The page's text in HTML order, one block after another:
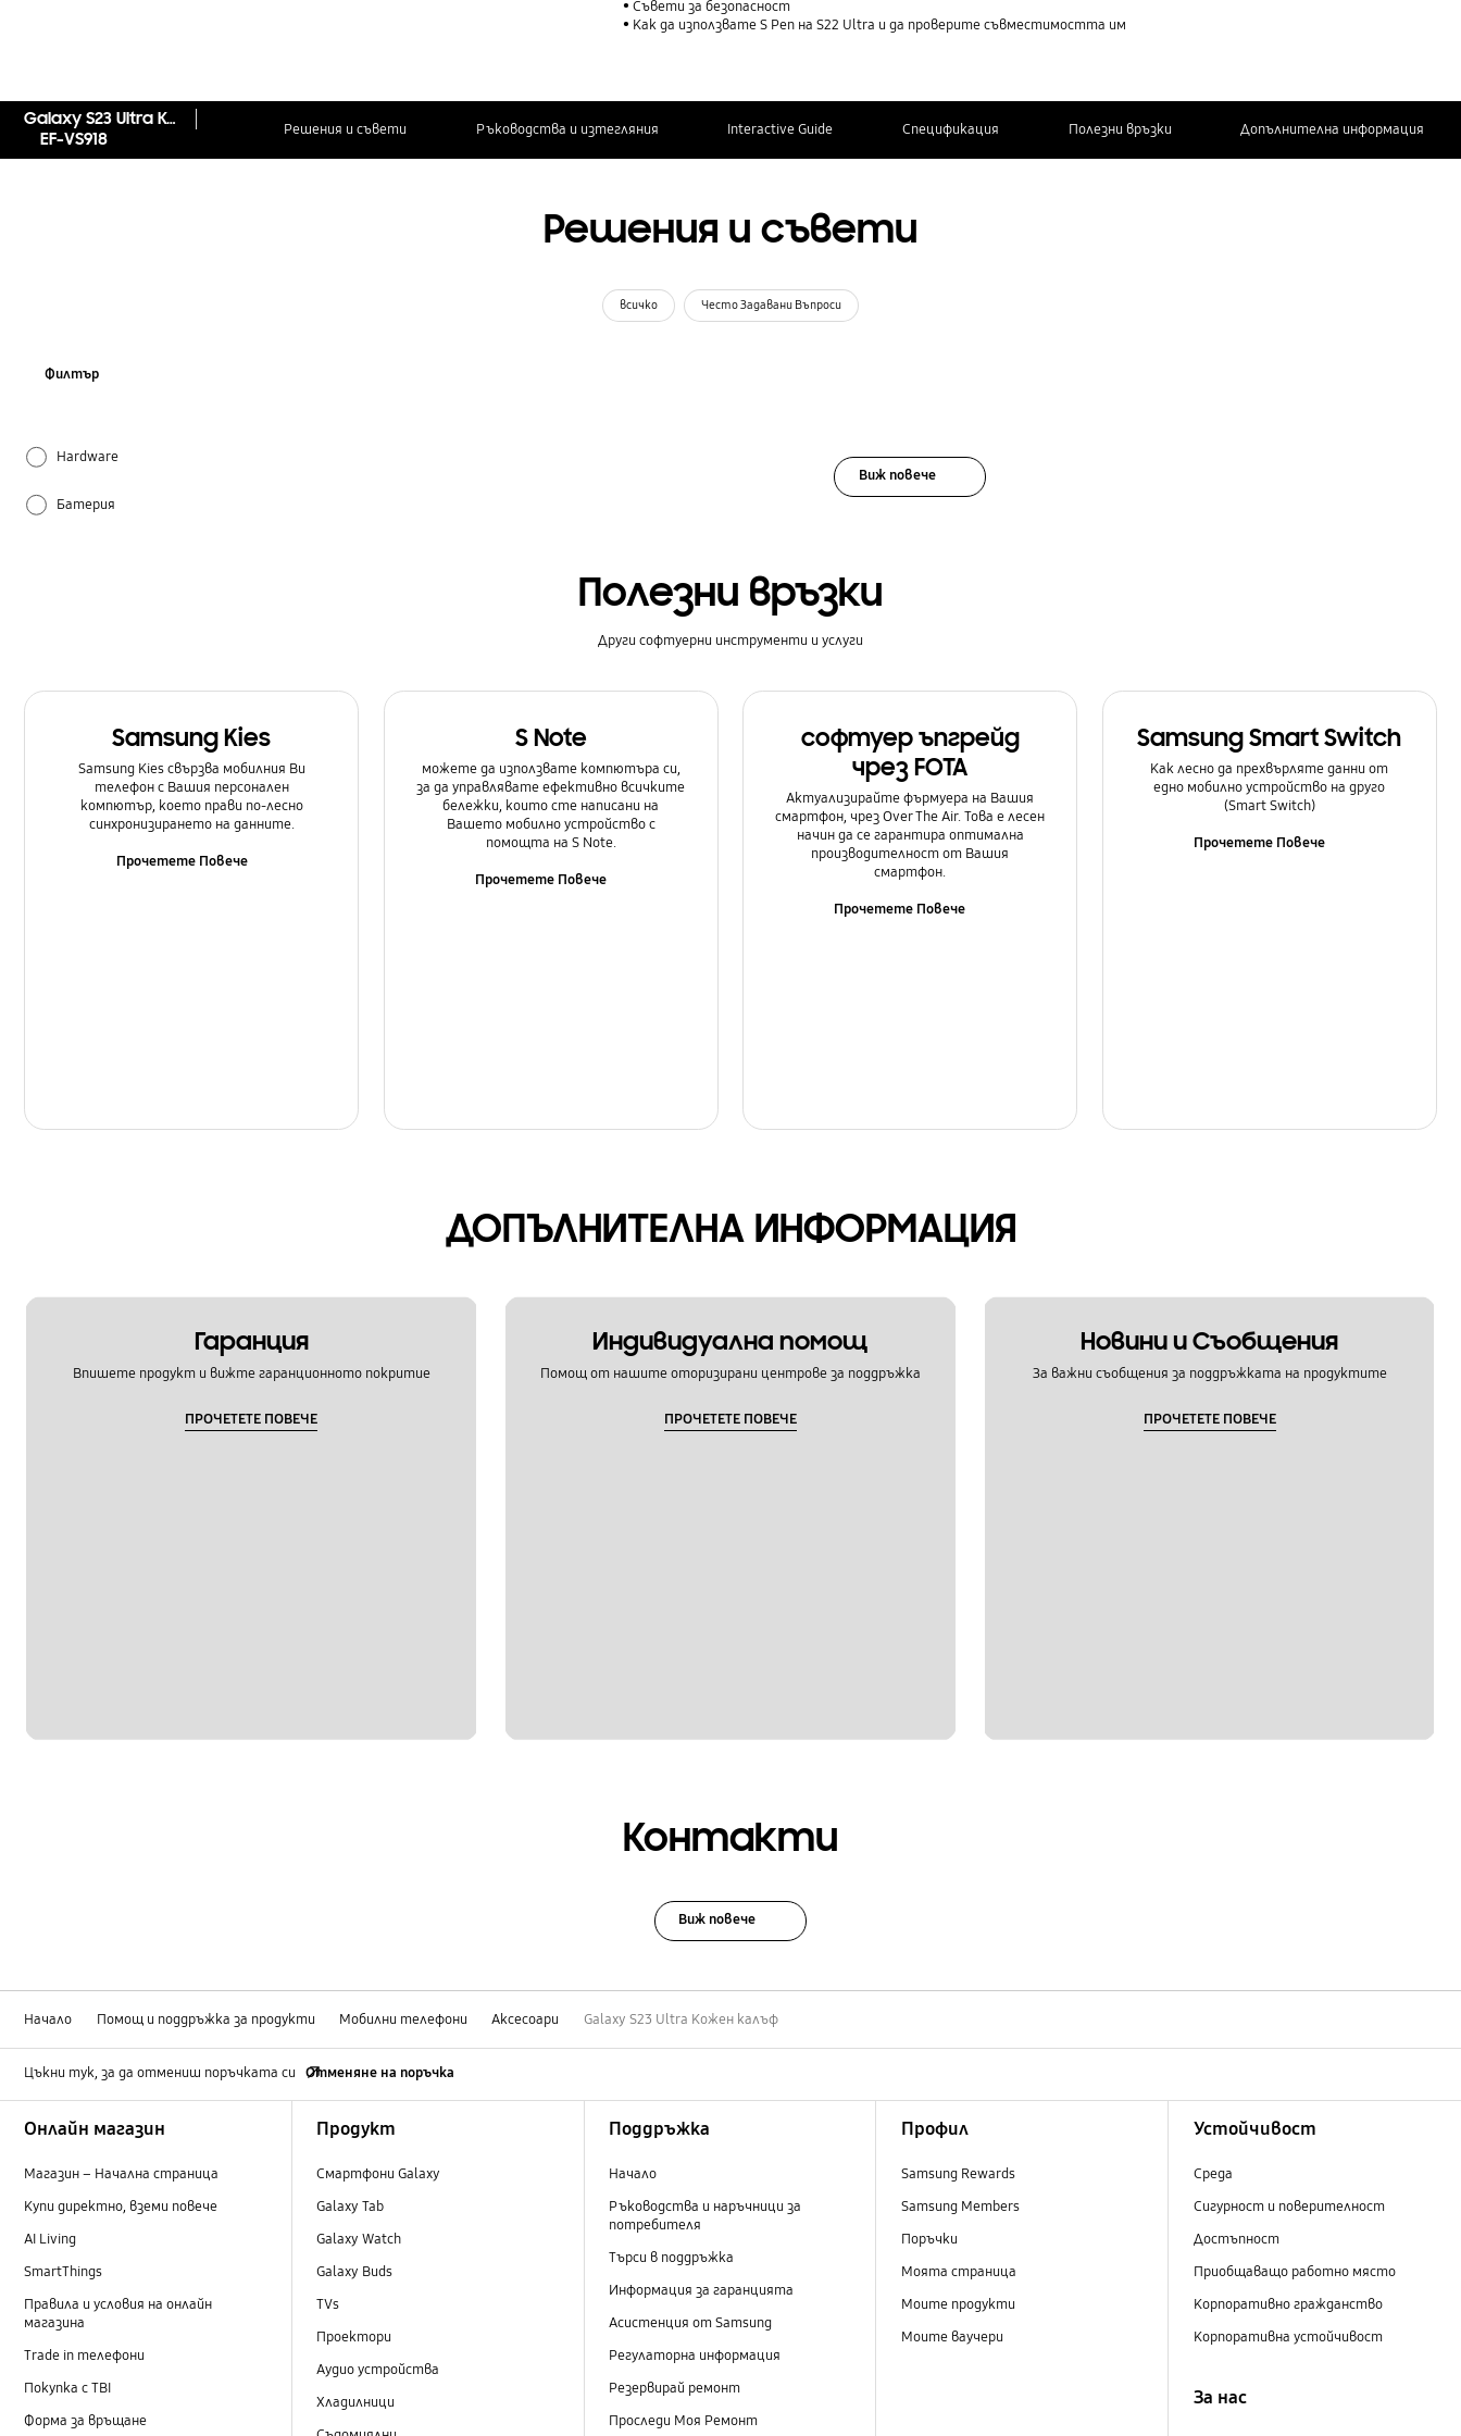
Съвети за безопасност
Как да използвате S Pen на S22 Ultra и да проверите съвместимостта им
Galaxy S23 Ultra Кожен калъф
EF-VS918
Решения и съвети Ръководства и изтегляния Interactive Guide Спецификация Полезни връзки Допълнителна информация
Решения и съвети
всичко Често Задавани Въпроси
Филтър
Hardware
Батерия
Виж повече
Полезни връзки
Други софтуерни инструменти и услуги
Samsung Kies
Samsung Kies свързва мобилния Ви
телефон с Вашия персонален
компютър, което прави по-лесно
синхронизирането на данните.
Прочетете Повече
S Note
можете да използвате компютъра си,
за да управлявате ефективно всичките
бележки, които сте написани на
Вашето мобилно устройство с
помощта на S Note.
Прочетете Повече
софтуер ъпгрейд
чрез FOTA
Актуализирайте фърмуера на Вашия
смартфон, чрез Over The Air. Това е лесен
начин да се гарантира оптимална
производителност от Вашия
смартфон.
Прочетете Повече
Samsung Smart Switch
Как лесно да прехвърляте данни от
едно мобилно устройство на друго
(Smart Switch)
Прочетете Повече
ДОПЪЛНИТЕЛНА ИНФОРМАЦИЯ
Гаранция
Впишете продукт и вижте гаранционното покритие
ПРОЧЕТЕТЕ ПОВЕЧЕ
Индивидуална помощ
Помощ от нашите оторизирани центрове за поддръжка
ПРОЧЕТЕТЕ ПОВЕЧЕ
Новини и Съобщения
За важни съобщения за поддръжката на продуктите
ПРОЧЕТЕТЕ ПОВЕЧЕ
Контакти
Виж повече
Начало Помощ и поддръжка за продукти Мобилни телефони Аксесоари Galaxy S23 Ultra Кожен калъф
Цъкни тук, за да отмениш поръчката си Отменяне на поръчка
Онлайн магазин
Магазин – Начална страница
Купи директно, вземи повече
AI Living
SmartThings
Правила и условия на онлайн
магазина
Trade in телефони
Покупка с TBI
Форма за връщане
Продукт
Смартфони Galaxy
Galaxy Tab
Galaxy Watch
Galaxy Buds
TVs
Проектори
Аудио устройства
Хладилници
Поддръжка
Начало
Ръководства и наръчници за
потребителя
Търси в поддръжка
Информация за гаранцията
Асистенция от Samsung
Регулаторна информация
Резервирай ремонт
Проследи Моя Ремонт
Профил
Samsung Rewards
Samsung Members
Поръчки
Моята страница
Моите продукти
Моите ваучери
Устойчивост
Среда
Сигурност и поверителност
Достъпност
Приобщаващо работно място
Корпоративно гражданство
Корпоративна устойчивост
За нас